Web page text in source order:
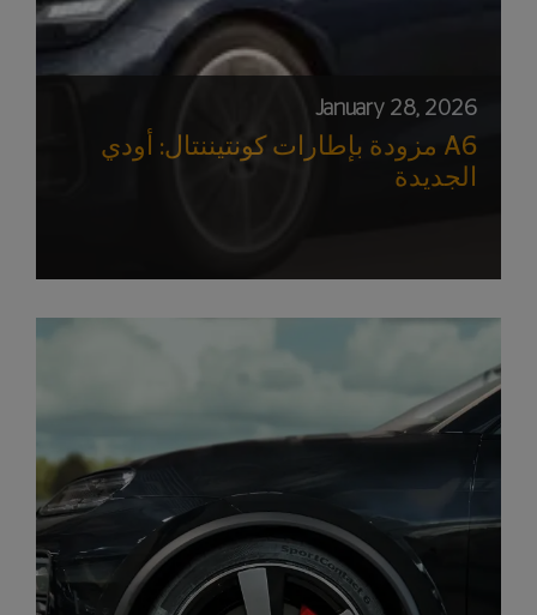
January 28, 2026
مزودة بإطارات كونتيننتال: أودي A6
الجديدة